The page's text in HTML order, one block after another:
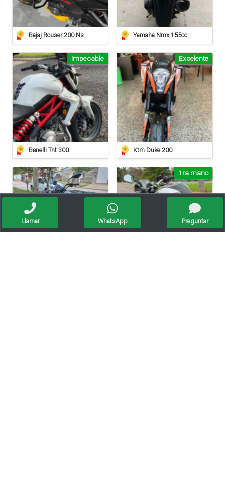
Bajaj Rouser 200 Ns Yamaha Nmx 155cc
Benelli Tnt 300
Impecable
Ktm Duke 200
Excelente
1ra mano
Llamar WhatsApp Preguntar